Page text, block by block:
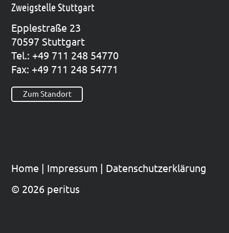
Zweigstelle Stuttgart
Epp­le­straße 23
70597 Stutt­gart
Tel.: +49 711 248 54770
Fax: +49 711 248 54771
Zum Standort
Home | Impres­sum | Datenschutzerklärung
© 2026 peritus